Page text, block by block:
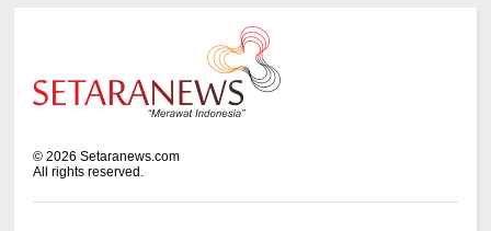
©2026 Setaranews.com
All rights reserved.